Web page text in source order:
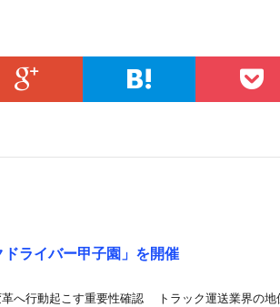
ドライバー甲子園」を開催
へ行動起こす重要性確認 トラック運送業界の地